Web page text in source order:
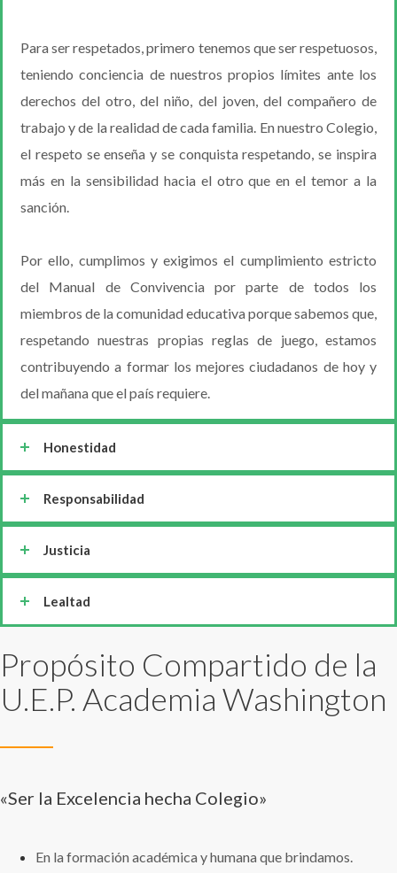
Para ser respetados, primero tenemos que ser respetuosos,
teniendo conciencia de nuestros propios límites ante los
derechos del otro, del niño, del joven, del compañero de
trabajo y de la realidad de cada familia. En nuestro Colegio,
el respeto se enseña y se conquista respetando, se inspira
más en la sensibilidad hacia el otro que en el temor a la
sanción.
Por ello, cumplimos y exigimos el cumplimiento estricto
del Manual de Convivencia por parte de todos los
miembros de la comunidad educativa porque sabemos que,
respetando nuestras propias reglas de juego, estamos
contribuyendo a formar los mejores ciudadanos de hoy y
del mañana que el país requiere.
Honestidad
Responsabilidad
Justicia
Lealtad
Propósito Compartido de la
U.E.P. Academia Washington
«Ser la Excelencia hecha Colegio»
En la formación académica y humana que brindamos.